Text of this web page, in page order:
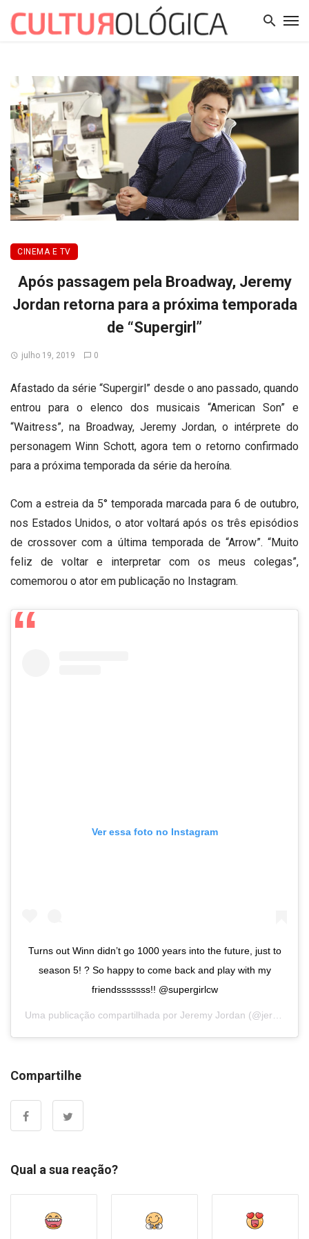
CINEMA E TV
Após passagem pela Broadway, Jeremy
Jordan retorna para a próxima temporada
de “Supergirl”
julho 19, 2019 0
Afastado da série “Supergirl” desde o ano passado, quando
entrou para o elenco dos musicais “American Son” e
“Waitress”, na Broadway, Jeremy Jordan, o intérprete do
personagem Winn Schott, agora tem o retorno confirmado
para a próxima temporada da série da heroína.
Com a estreia da 5° temporada marcada para 6 de outubro,
nos Estados Unidos, o ator voltará após os três episódios
de crossover com a última temporada de “Arrow”. “Muito
feliz de voltar e interpretar com os meus colegas”,
comemorou o ator em publicação no Instagram.
Ver essa foto no Instagram
Turns out Winn didn’t go 1000 years into the future, just to
season 5! ? So happy to come back and play with my
friendsssssss!! @supergirlcw
Uma publicação compartilhada por Jeremy Jordan (@jeremymjordan) em
Compartilhe
Qual a sua reação?